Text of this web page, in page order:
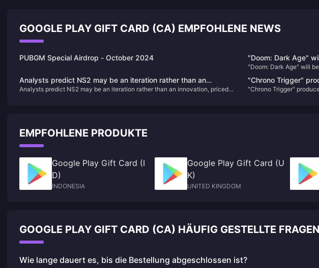
GOOGLE PLAY GIFT CARD (CA) EMPFOHLENE NEWS
PUBGM Special Airdrop - October 2024 "Doom: Dark Age"
"Doom: Dark Age" will
Analysts predict NS2 may be an iteration rather than an
innovation, priced at $400
Analysts predict NS2 may be an iteration rather than an innovation, priced
"Chrono Trigger"
dissatisfied with
"Chrono Trigger"
EMPFOHLENE PRODUKTE
Google Play Gift Card (I
D)
INDONESIA
Google Play Gift Card (U
K)
UNITED KINGDOM
GOOGLE PLAY GIFT CARD (CA) HÄUFIG GESTELLTE
Wie lange dauert es, bis die Bestellung abgeschlossen ist?